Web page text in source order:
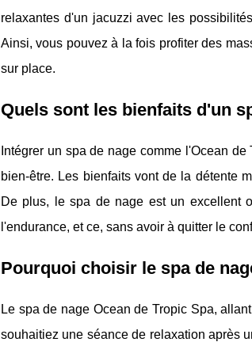
relaxantes d'un jacuzzi avec les
Ainsi, vous pouvez à la fois profiter des
sur place.
Quels sont les bienfaits d'un
Intégrer un spa de nage comme l'Ocean
bien-être. Les bienfaits vont de la détente
De plus, le spa de nage est un excellent
l'endurance, et ce, sans avoir à quitter le
Pourquoi choisir le spa de
Le spa de nage Ocean de Tropic Spa,
souhaitiez une séance de relaxation après